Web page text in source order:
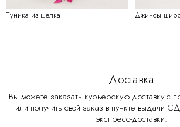
Туника из шелка Джинсы
Доставка
Вы можете заказать курьерскую доставку с
или получить свой заказ в пункте выдачи
экспресс-доставки.